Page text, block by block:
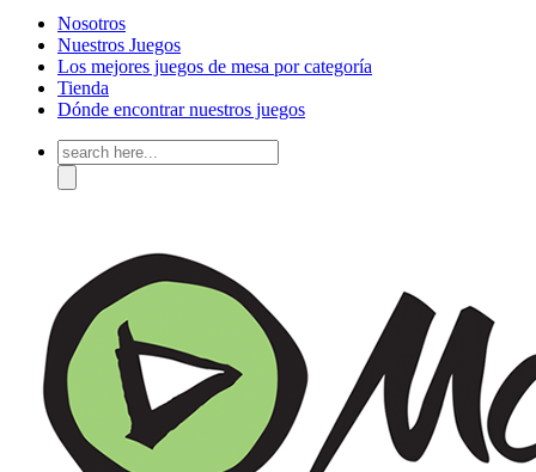
Nosotros
Nuestros Juegos
Los mejores juegos de mesa por categoría
Tienda
Dónde encontrar nuestros juegos
Search
for: